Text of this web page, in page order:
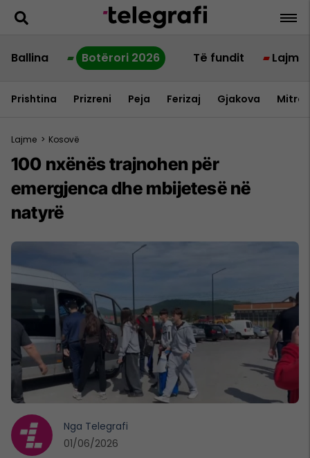
Ballina Botërori 2026 Të fundit Lajme
Prishtina Prizreni Peja Ferizaj Gjakova
Lajme > Kosovë
100 nxënës trajnohen për
emergjenca dhe mbijetesë në
natyrë
Nga Telegrafi
01/06/2026